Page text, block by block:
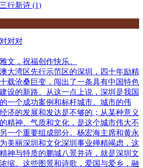
行新诗 (1)
对对
文，祝福创作快乐。
大湾区先行示范区的深圳，四十年励精
载沧桑巨变，闯出了一条具有中国特色
设的新路。从这一点上说，深圳是我国
一个成功案例和标杆城市。城市的伟
济的发展和发达是不够的；从某种意义
的精神、气质和文化，是这个城市伟大不
一个重要组成部分。杨宏海主席和黄永
美丽深圳和文化深圳事业殚精竭虑，这
神与特质的鹏城八景并诗，就是深圳文
缩。这些图景和诗歌，爱国与爱乡，融